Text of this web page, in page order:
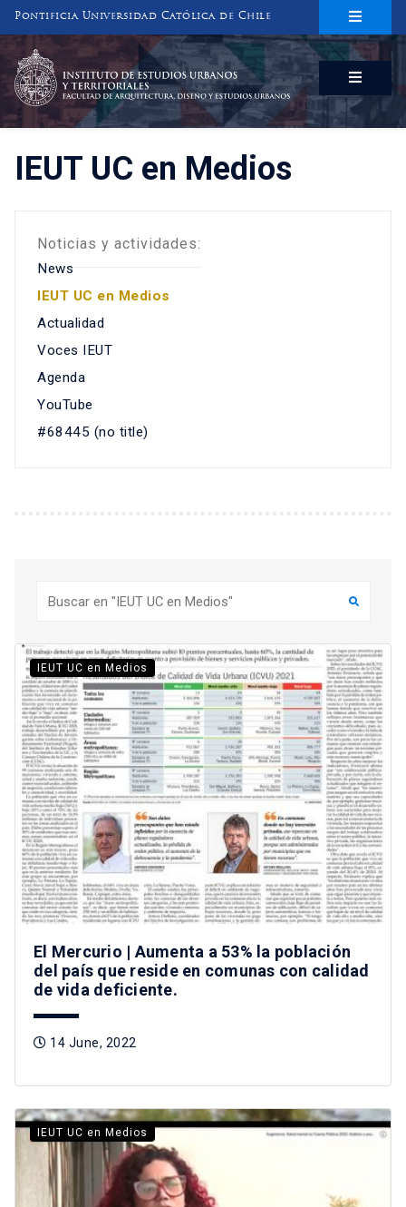
Pontificia Universidad Católica de Chile
INSTITUTO DE ESTUDIOS URBANOS
Y TERRITORIALES
FACULTAD DE ARQUITECTURA, DISEÑO Y ESTUDIOS URBANOS
IEUT UC en Medios
Noticias y actividades:
News
IEUT UC en Medios
Actualidad
Voces IEUT
Agenda
YouTube
#68445 (no title)
IEUT UC en Medios
El Mercurio | Aumenta a 53% la población
del país que reside en comunas con calidad
de vida deficiente.
14 June, 2022
IEUT UC en Medios